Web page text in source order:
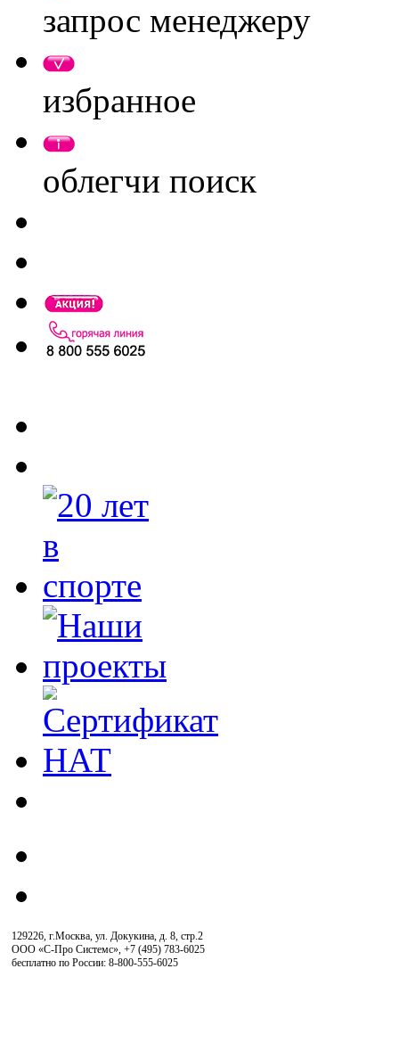
запрос менеджеру
избранное
облегчи поиск
129226, г.Москва, ул. Докукина, д. 8, стр.2
ООО «С-Про Системс», +7 (495) 783-6025
бесплатно по России: 8-800-555-6025